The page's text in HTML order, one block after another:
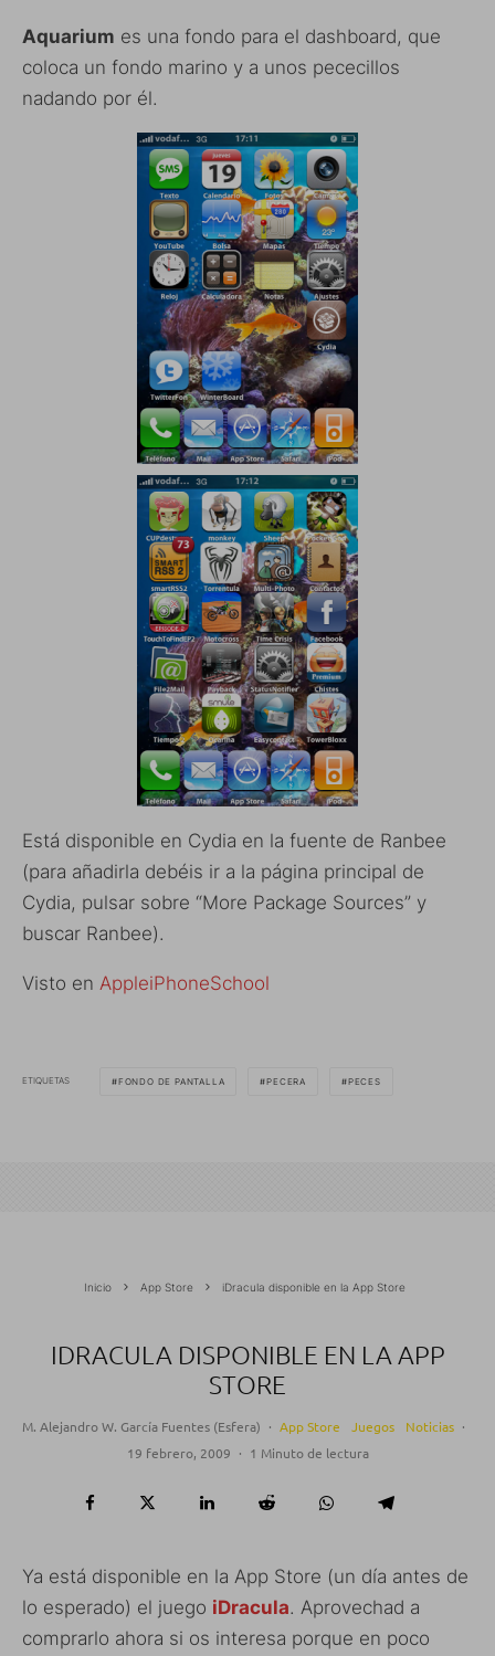
Aquarium es una fondo para el dashboard, que
coloca un fondo marino y a unos pececillos
nadando por él.
Está disponible en Cydia en la fuente de Ranbee
(para añadirla debéis ir a la página principal de
Cydia, pulsar sobre “More Package Sources” y
buscar Ranbee).
Visto en AppleiPhoneSchool
ETIQUETAS FONDO DE PANTALLA PECERA PECES
Inicio App Store iDracula disponible en la App Store
IDRACULA DISPONIBLE EN LA APP
STORE
M. Alejandro W. García Fuentes (Esfera) · App Store Juegos Noticias ·
19 febrero, 2009 · 1 Minuto de lectura
Ya está disponible en la App Store (un día antes de
lo esperado) el juego iDracula. Aprovechad a
comprarlo ahora si os interesa porque en poco